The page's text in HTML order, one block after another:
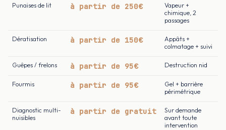
Punaises de lit à partir de 250€
Vapeur +
chimique, 2
passages
Dératisation à partir de 150€
Appâts +
colmatage + suivi
Guêpes / frelons à partir de 95€ Destruction nid
Fourmis à partir de 95€
Gel + barrière
périmétrique
Diagnostic multi-
nuisibles
à partir de gratuit
Sur demande
avant toute
intervention